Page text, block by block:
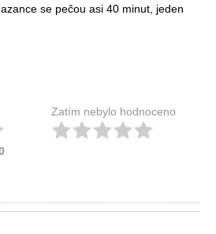
se pečou asi 40 minut, jeden
Zatím nebylo hodnoceno